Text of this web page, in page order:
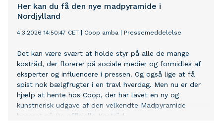
Her kan du få den nye madpyramide i
Nordjylland
4.3.2026 14:50:47 CET Coop amba Pressemeddelelse
Det kan være svært at holde styr på alle de mange
kostråd, der florerer på sociale medier og formidles af
eksperter og influencere i pressen. Og også lige at få
spist nok bælgfrugter i en travl hverdag. Men nu er der
hjælp at hente hos Coop, der har lavet en ny og
kunstnerisk udgave af den velkendte Madpyramide
baseret på De officielle Kostråd.